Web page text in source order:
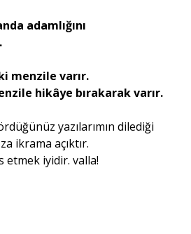
adamlığını
menzile varır.
hikâye bırakarak varır.
yazılarımın dilediği
ikrama açıktır.
etmek iyidir. valla!